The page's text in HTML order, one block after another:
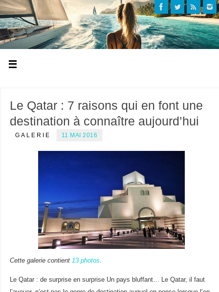
Le Qatar : 7 raisons qui en font une
destination à connaître aujourd’hui
GALERIE 11 MAI 2016
Cette galerie contient 13 photos.
Le Qatar : de surprise en surprise Un pays bluffant… Le Qatar, il faut